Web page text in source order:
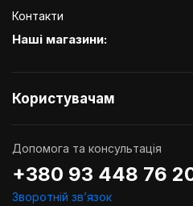
Контакти
Наші магазини:
Користувачам
Допомога та консультація
+380 93 448 76
Зворотній звʼязок